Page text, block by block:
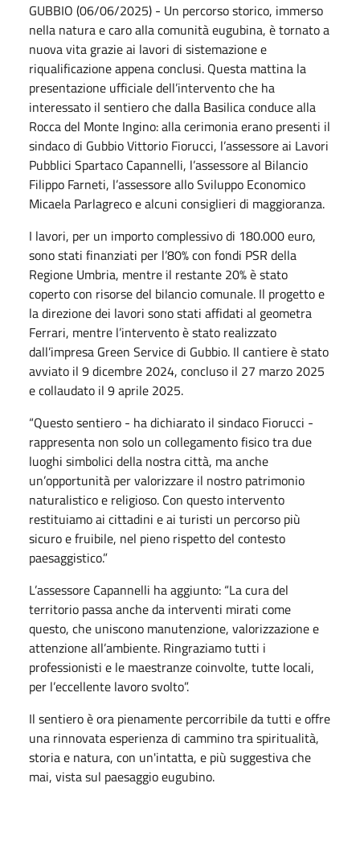
GUBBIO (06/06/2025) - Un percorso storico, immerso
nella natura e caro alla comunità eugubina, è tornato a
nuova vita grazie ai lavori di sistemazione e
riqualificazione appena conclusi. Questa mattina la
presentazione ufficiale dell’intervento che ha
interessato il sentiero che dalla Basilica conduce alla
Rocca del Monte Ingino: alla cerimonia erano presenti il
sindaco di Gubbio Vittorio Fiorucci, l’assessore ai Lavori
Pubblici Spartaco Capannelli, l’assessore al Bilancio
Filippo Farneti, l’assessore allo Sviluppo Economico
Micaela Parlagreco e alcuni consiglieri di maggioranza.
I lavori, per un importo complessivo di 180.000 euro,
sono stati finanziati per l’80% con fondi PSR della
Regione Umbria, mentre il restante 20% è stato
coperto con risorse del bilancio comunale. Il progetto e
la direzione dei lavori sono stati affidati al geometra
Ferrari, mentre l’intervento è stato realizzato
dall’impresa Green Service di Gubbio. Il cantiere è stato
avviato il 9 dicembre 2024, concluso il 27 marzo 2025
e collaudato il 9 aprile 2025.
“Questo sentiero - ha dichiarato il sindaco Fiorucci -
rappresenta non solo un collegamento fisico tra due
luoghi simbolici della nostra città, ma anche
un’opportunità per valorizzare il nostro patrimonio
naturalistico e religioso. Con questo intervento
restituiamo ai cittadini e ai turisti un percorso più
sicuro e fruibile, nel pieno rispetto del contesto
paesaggistico.”
L’assessore Capannelli ha aggiunto: “La cura del
territorio passa anche da interventi mirati come
questo, che uniscono manutenzione, valorizzazione e
attenzione all’ambiente. Ringraziamo tutti i
professionisti e le maestranze coinvolte, tutte locali,
per l’eccellente lavoro svolto”.
Il sentiero è ora pienamente percorribile da tutti e offre
una rinnovata esperienza di cammino tra spiritualità,
storia e natura, con un'intatta, e più suggestiva che
mai, vista sul paesaggio eugubino.